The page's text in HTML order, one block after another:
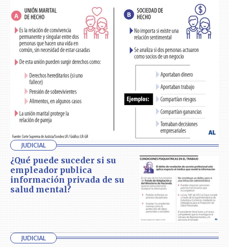
JUDICIAL
¿Qué puede suceder si su
empleador publica
información privada de su
salud mental?
JUDICIAL